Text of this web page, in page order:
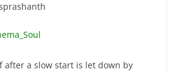
‏@Cinema_Soul
after a slow start is let down by